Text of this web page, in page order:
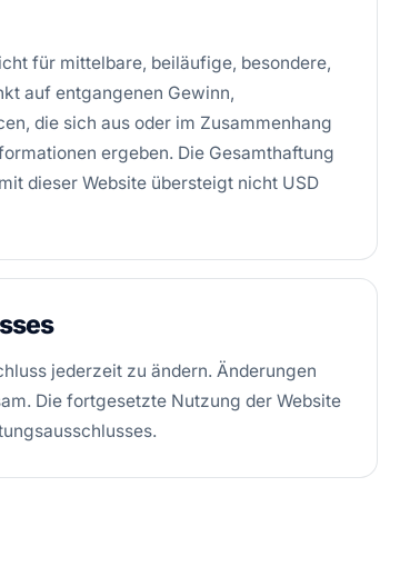
für mittelbare, beiläufige, besondere,
auf entgangenen Gewinn,
die sich aus oder im Zusammenhang
ergeben. Die Gesamthaftung
dieser Website übersteigt nicht USD
jederzeit zu ändern. Änderungen
Die fortgesetzte Nutzung der Website